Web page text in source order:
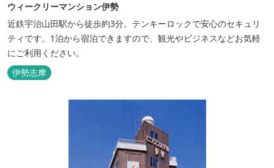
ウィークリーマンション伊勢
近鉄宇治山田駅から徒歩約3分。テンキーロックで安心のセキュリ
ティです。1泊から宿泊できますので、観光やビジネスなどお気軽
にご利用ください。
伊勢志摩